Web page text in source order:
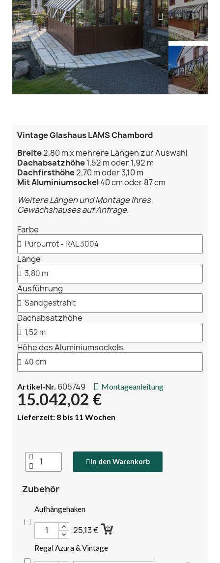
Vintage Glashaus LAMS Chambord
Breite2,80 m x mehrere Längen zur Auswahl
Dachabsatzhöhe1,52 m oder 1,92 m
Dachfirsthöhe2,70 m oder 3,10 m
Mit Aluminiumsockel40 cm oder 87 cm
Weitere Längen und Montage Ihres
Gewächshauses auf Anfrage.
Farbe
Länge
Ausführung
Dachabsatzhöhe
Höhe des Aluminiumsockels
Artikel-Nr. 605749 Montageanleitung
15.042,02 €
Lieferzeit: 8 bis 11 Wochen
In den Warenkorb
Zubehör
Aufhängehaken
25,13 €
Regal Azura & Vintage